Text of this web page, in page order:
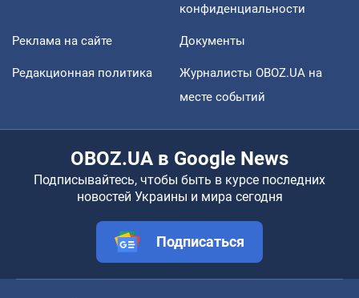
конфиденциальности
Реклама на сайте Документы
Редакционная политика
Журналисты OBOZ.UA на
месте событий
OBOZ.UA в Google News
Подписывайтесь, чтобы быть в курсе последних
новостей Украины и мира сегодня
Подписаться